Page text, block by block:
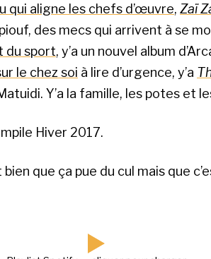
qui aligne les chefs d’œuvre, Zaï
des mecs qui arrivent à se
du sport, y’a un nouvel album
le chez soi à lire d’urgence, y’a
Y’a la famille, les potes et
Hiver 2017.
que ça pue du cul mais que